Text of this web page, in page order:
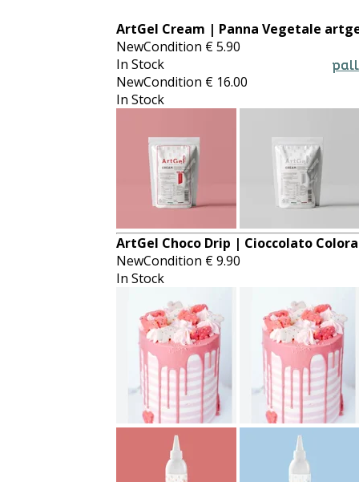
ArtGel Cream | Panna Vegetale
NewCondition €5.90
In Stock
NewCondition € 16.00
In Stock
ArtGel Choco Drip | Cioccolato
NewCondition €9.90
In Stock